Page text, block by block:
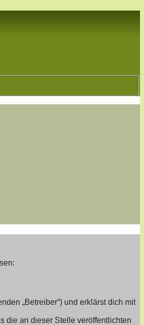
„Betreiber“) und erklärst dich mit
die an dieser Stelle veröffentlichten